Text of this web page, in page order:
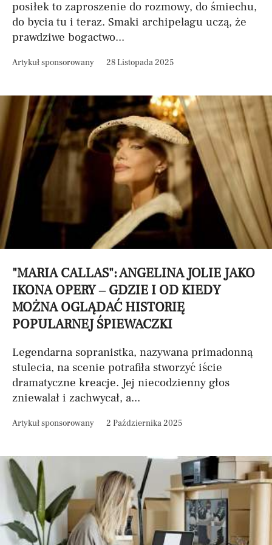
posiłek to zaproszenie do rozmowy, do śmiechu,
do bycia tu i teraz. Smaki archipelagu uczą, że
prawdziwe bogactwo...
Artykuł sponsorowany 28 Listopada 2025
"MARIA CALLAS": ANGELINA JOLIE JAKO
IKONA OPERY – GDZIE I OD KIEDY
MOŻNA OGLĄDAĆ HISTORIĘ
POPULARNEJ ŚPIEWACZKI
Legendarna sopranistka, nazywana primadonną
stulecia, na scenie potrafiła stworzyć iście
dramatyczne kreacje. Jej niecodzienny głos
zniewalał i zachwycał, a...
Artykuł sponsorowany 2 Października 2025